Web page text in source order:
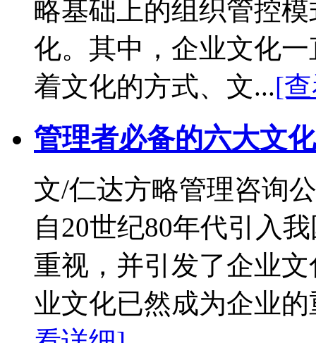
略基础上的组织管控
化。其中，企业文化
着文化的方式、文...[
管理者必备的六大文
文/仁达方略管理咨询
自20世纪80年代引入
重视，并引发了企业
业文化已然成为企业